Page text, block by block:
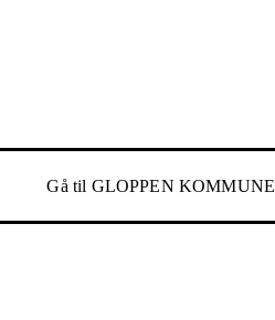
Gå til GLOPPEN KOMMUNE